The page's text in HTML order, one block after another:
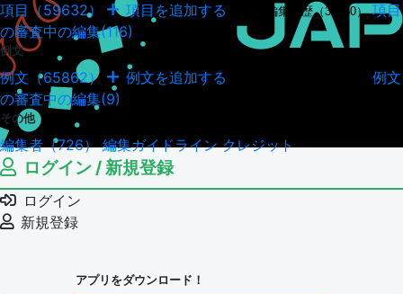
項目（59632） 項目を追加する 項目の編集履歴（34950） 項目
の審査中の編集(116)
例文
例文（65862） 例文を追加する
例文
の審査中の編集(9)
その他
編集者（726）編集ガイドラインクレジット
ログイン / 新規登録
ログイン
新規登録
アプリをダウンロード！